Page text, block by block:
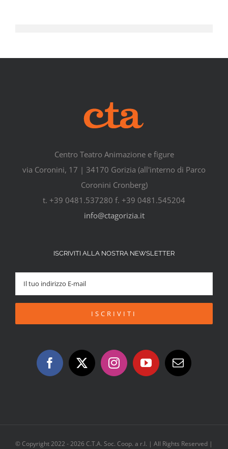
Centro Teatro Animazione e figure
via Coronini, 17 | 34170 Gorizia (all'interno di Parco
Coronini Cronberg)
t. +39 0481.537280 f. +39 0481.545204
info@ctagorizia.it
ISCRIVITI ALLA NOSTRA NEWSLETTER
© Copyright 2022 -2026 C.T.A. Soc. Coop. a r.l. | All Rights Reserved |